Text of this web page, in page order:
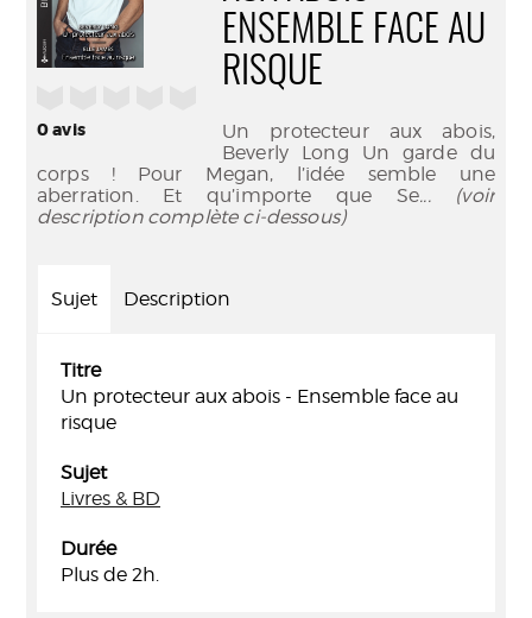
0avis
ENSEMBLE FACE AU
RISQUE
Un protecteur aux abois,
Beverly Long Un garde du
corps ! Pour Megan, l’idée semble une
aberration. Et qu’importe que Se... (voir
description complète ci-dessous)
Sujet Description
Titre
Un protecteur aux abois - Ensemble face au
risque
Sujet
Livres & BD
Durée
Plus de 2h.